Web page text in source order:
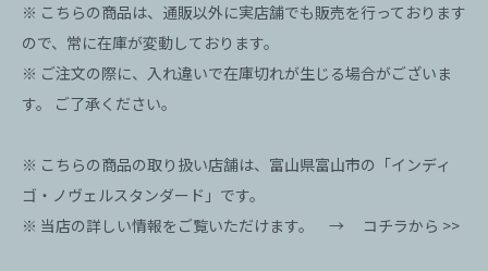
※ こちらの商品は、通販以外に実店舗でも販売を行っております
ので、常に在庫が変動しております。
※ ご注文の際に、入れ違いで在庫切れが生じる場合がございま
す。 ご了承ください。
※ こちらの商品の取り扱い店舗は、富山県富山市の「インディ
ゴ・ノヴェルスタンダード」です。
※ 当店の詳しい情報をご覧いただけます。 → コチラから >>